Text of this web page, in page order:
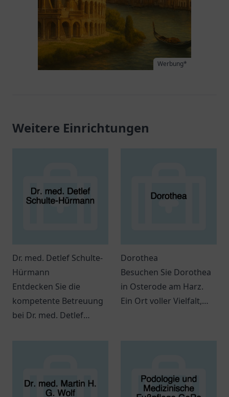
Werbung*
Weitere Einrichtungen
Dr. med. Detlef Schulte-
Hürmann
Entdecken Sie die
kompetente Betreuung
bei Dr. med. Detlef
Ansatz.
Dorothea
Besuchen Sie Dorothea
in Osterode am Harz.
Ein Ort voller Vielfalt,